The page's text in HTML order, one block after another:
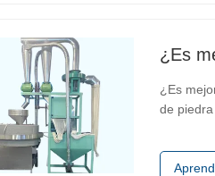
¿Es
¿Es
de